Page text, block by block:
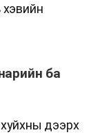
хэвийн
ба
дээрх